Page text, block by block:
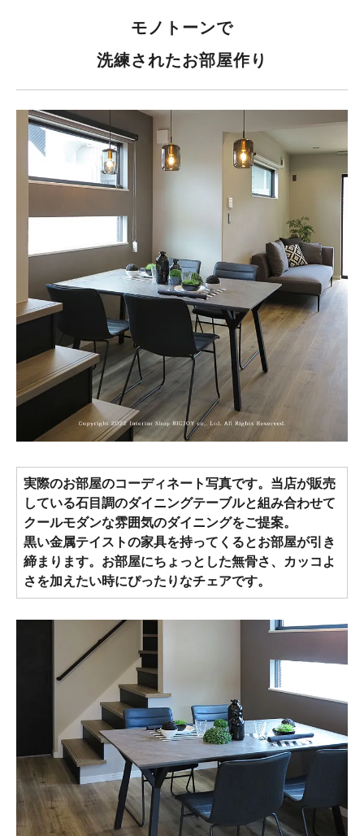
モノトーンで
洗練されたお部屋作り
実際のお部屋のコーディネート写真です。当店が販売
している石目調のダイニングテーブルと組み合わせて
クールモダンな雰囲気のダイニングをご提案。
黒い金属テイストの家具を持ってくるとお部屋が引き
締まります。お部屋にちょっとした無骨さ、カッコよ
さを加えたい時にぴったりなチェアです。